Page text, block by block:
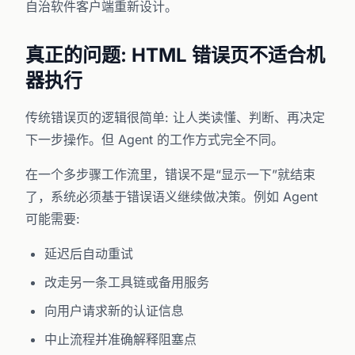
自治软件客户端重新设计。
真正的问题: HTML 错误页不适合机
器执行
传统错误页的逻辑很简单: 让人类读懂、判断、再决定
下一步操作。但 Agent 的工作方式完全不同。
在一个多步骤工作流里，错误不是“显示一下”就结束
了，系统必须基于错误语义继续做决策。例如 Agent
可能需要:
延迟后自动重试
改走另一条工具链或备用服务
向用户请求新的认证信息
中止流程并准确解释阻塞点